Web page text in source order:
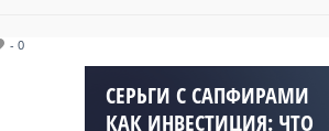
- 0
СЕРЬГИ С САПФИРАМИ
КАК ИНВЕСТИЦИЯ: ЧТО